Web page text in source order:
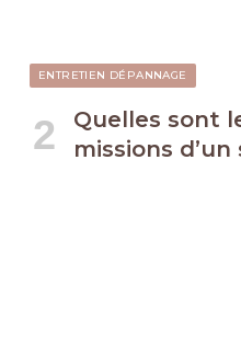
ENTRETIEN DÉPANNAGE
Quelles sont
missions